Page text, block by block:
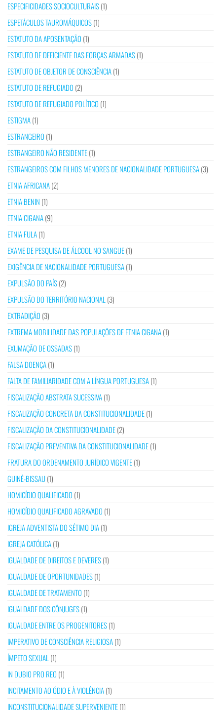
ESPECIFICIDADES SOCIOCULTURAIS(1)
ESPETÁCULOS TAUROMÁQUICOS(1)
ESTATUTO DA APOSENTAÇÃO (1)
ESTATUTO DE DEFICIENTE DAS FORÇAS ARMADAS(1)
ESTATUTO DE OBJETOR DE CONSCIÊNCIA(1)
ESTATUTO DE REFUGIADO (2)
ESTATUTO DE REFUGIADO POLÍTICO (1)
ESTIGMA(1)
ESTRANGEIRO (1)
ESTRANGEIRO NÃO RESIDENTE(1)
ESTRANGEIROS COM FILHOS MENORES DE NACIONALIDADE PORTUGUESA(3)
ETNIA AFRICANA(2)
ETNIA BENIN (1)
ETNIA CIGANA(9)
ETNIA FULA(1)
EXAME DE PESQUISA DE ÁLCOOL NO SANGUE(1)
EXIGÊNCIA DE NACIONALIDADE PORTUGUESA(1)
EXPULSÃO DO PAÍS(2)
EXPULSÃO DO TERRITÓRIO NACIONAL (3)
EXTRADIÇÃO (3)
EXTREMA MOBILIDADE DAS POPULAÇÕES DE ETNIA CIGANA(1)
EXUMAÇÃO DE OSSADAS(1)
FALSA DOENÇA(1)
FALTA DE FAMILIARIDADE COM A LÍNGUA PORTUGUESA(1)
FISCALIZAÇÃO ABSTRATA SUCESSIVA(1)
FISCALIZAÇÃO CONCRETA DA CONSTITUCIONALIDADE(1)
FISCALIZAÇÃO DA CONSTITUCIONALIDADE(2)
FISCALIZAÇÃO PREVENTIVA DA CONSTITUCIONALIDADE(1)
FRATURA DO ORDENAMENTO JURÍDICO VIGENTE(1)
GUINÉ-BISSAU(1)
HOMICÍDIO QUALIFICADO (1)
HOMICÍDIO QUALIFICADO AGRAVADO (1)
IGREJA ADVENTISTA DO SÉTIMO DIA(1)
IGREJA CATÓLICA(1)
IGUALDADE DE DIREITOS E DEVERES(1)
IGUALDADE DE OPORTUNIDADES(1)
IGUALDADE DE TRATAMENTO (1)
IGUALDADE DOS CÔNJUGES(1)
IGUALDADE ENTRE OS PROGENITORES(1)
IMPERATIVO DE CONSCIÊNCIA RELIGIOSA(1)
ÍMPETO SEXUAL (1)
IN DUBIO PRO REO (1)
INCITAMENTO AO ÓDIO E À VIOLÊNCIA(1)
INCONSTITUCIONALIDADE SUPERVENIENTE(1)